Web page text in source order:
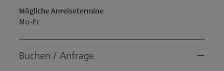
Mögliche Anreisetermine
Mo-Fr
Buchen / Anfrage